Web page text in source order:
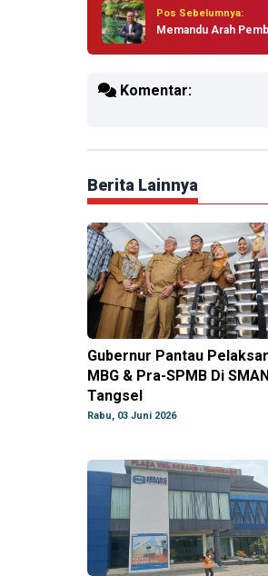
Pos Sebelumnya:
Memandu Arah
Komentar:
Berita Lainnya
Gubernur Pantau
MBG & Pra-SPMB Di
Tangsel
Rabu, 03 Juni 2026